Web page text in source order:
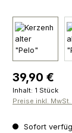
Regulärer Preis:
39,90 €
Inhalt: 1 Stück
Preise inkl.
Sofort